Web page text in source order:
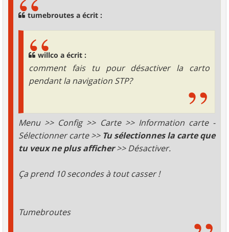
tumebroutes a écrit :
willco a écrit :
comment fais tu pour désactiver la carto
pendant la navigation STP?
Menu >> Config >> Carte >> Information carte -
Sélectionner carte >> Tu sélectionnes la carte que
tu veux ne plus afficher>> Désactiver.
Ça prend 10 secondes à tout casser !
Tumebroutes